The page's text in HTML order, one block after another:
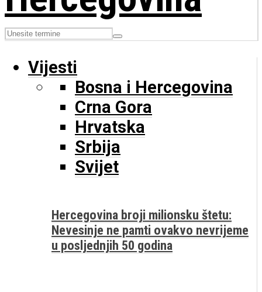
Vijesti
Bosna i Hercegovina
Crna Gora
Hrvatska
Srbija
Svijet
Hercegovina broji milionsku štetu:
Nevesinje ne pamti ovakvo nevrijeme
u posljednjih 50 godina